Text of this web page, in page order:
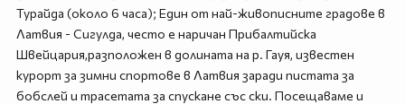
Турайда (около 6 часа); Един от най-живописните градове в
Латвия - Сигулда, често е наричан Прибалтийска
Швейцария,разположен в долината на р. Гауя, известен
курорт за зимни спортове в Латвия заради пистата за
бобслей и трасетата за спускане със ски. Посещаваме и